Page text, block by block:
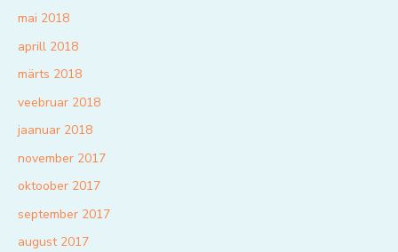
mai 2018
aprill 2018
märts 2018
veebruar 2018
jaanuar 2018
november 2017
oktoober 2017
september 2017
august 2017